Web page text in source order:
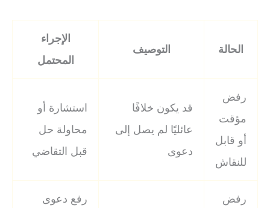
الحالة التوصيف
الإجراء
المحتمل
رفض
مؤقت
أو قابل
للنقاش
قد يكون خلافًا
عائليًا لم يصل إلى
دعوى
استشارة أو
محاولة حل
قبل التقاضي
رفض
رفع دعوى